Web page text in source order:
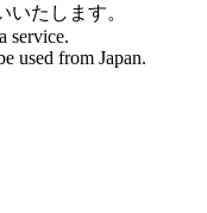
いたします。
service.
used from Japan.